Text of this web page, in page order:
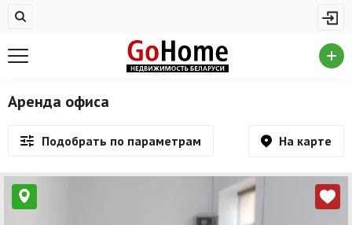
Купить квартиру
Новостройки
Дома/коттеджи/участки
Комерческая недвижимость
Аренда офиса
Подобрать по параметрам На карте